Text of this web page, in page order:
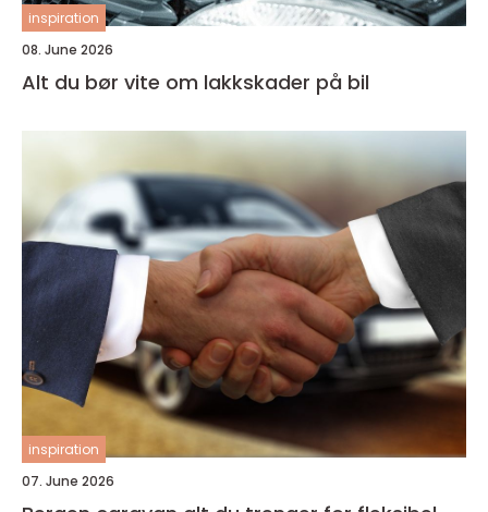
inspiration
08. June 2026
Alt du bør vite om lakkskader på bil
inspiration
07. June 2026